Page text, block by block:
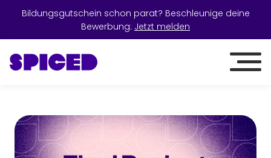
Bildungsgutschein schon parat? Beschleunige deine
Bewerbung: Jetzt melden